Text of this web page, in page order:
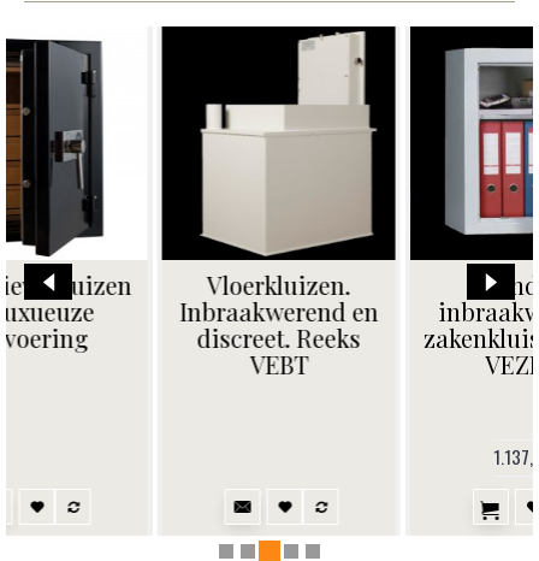
Brand- en
inbraakwerende
zakenkluis klasse 1.
Brand-en
inbraakwerende
documentenkasten.